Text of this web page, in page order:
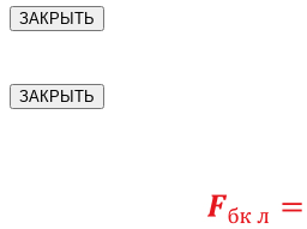
ЗАКРЫТЬ
ЗАКРЫТЬ